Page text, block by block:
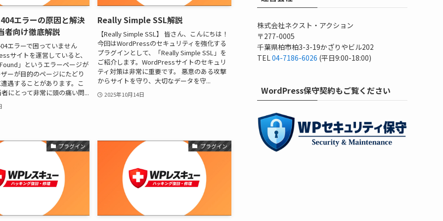
エラーの原因と解決
者向け徹底解説
エラーで困っていません
サイトを運営していると、
」というエラーページが
ーが目的のページにたどり
遇することがあります。こ
にとって非常に頭の痛い問...
Really Simple SSL解説
【Really Simple SSL】 皆さん、こんにちは！
今回はWordPressのセキュリティを強化する
プラグインとして、「Really Simple SSL」を
ご紹介します。WordPressサイトのセキュリ
ティ対策は非常に重要です。 悪意のある攻撃
からサイトを守り、大切なデータを守...
2025年10月14日
プラグイン プラグイン
株式会社ネクスト・アクション
〒277-0005
千葉県柏市柏3-3-19かざりやビル202
TEL 04-7186-6026 (平日9:00-18:00)
WordPress保守契約もご覧ください